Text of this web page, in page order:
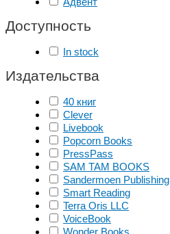
Доступность
In stock
Издательства
40 книг
Clever
Livebook
Popcorn Books
PressPass
SAM TAM BOOKS
Sandermoen Publishing
Smart Reading
Terra Oris LLC
VoiceBook